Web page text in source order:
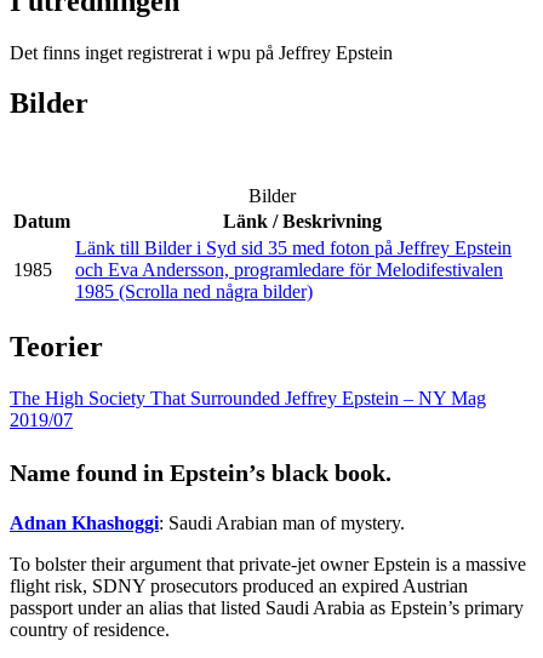
Det finns inget registrerat i wpu på Jeffrey Epstein
Bilder
Bilder
Datum
Länk / Beskrivning
1985
Länk till Bilder i Syd sid 35 med foton på Jeffrey Epstein
och Eva Andersson, programledare för Melodifestivalen
1985 (Scrolla ned några bilder)
Teorier
The High Society That Surrounded Jeffrey Epstein – NY Mag
2019/07
Name found in Epstein’s black book.
Adnan Khashoggi: Saudi Arabian man of mystery.
To bolster their argument that private-jet owner Epstein is a massive
flight risk, SDNY prosecutors produced an expired Austrian
passport under an alias that listed Saudi Arabia as Epstein’s primary
country of residence.